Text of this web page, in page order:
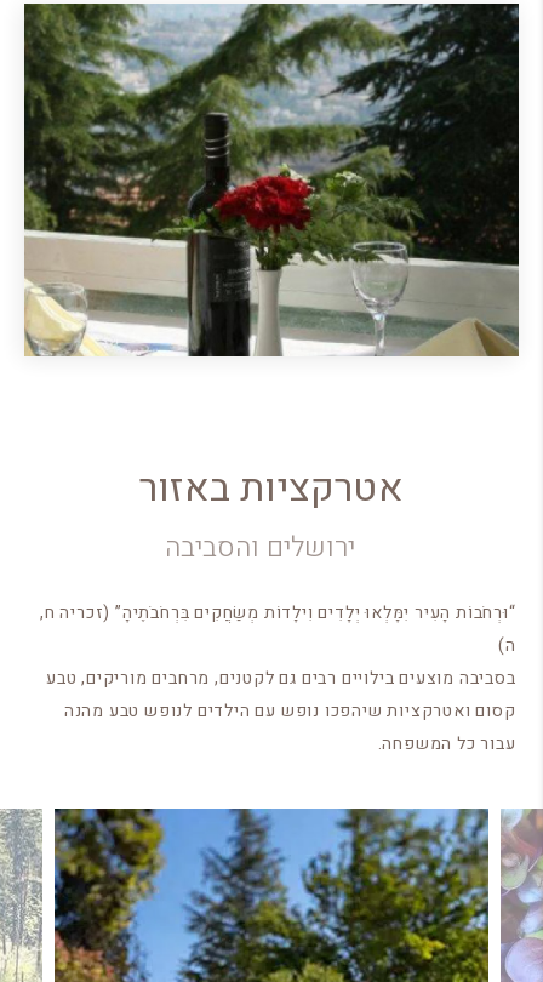
אטרקציות באזור
ירושלים והסביבה
“וּרְחֹבוֹת הָעִיר יִמָּלְאוּ יְלָדִים וִילָדוֹת מְשַׂחֲקִים בִּרְחֹבֹתֶיהָ” (זכריה ח,
ה)
בסביבה מוצעים בילויים רבים גם לקטנים, מרחבים מוריקים, טבע
קסום ואטרקציות שיהפכו נופש עם הילדים לנופש טבע מהנה
עבור כל המשפחה.